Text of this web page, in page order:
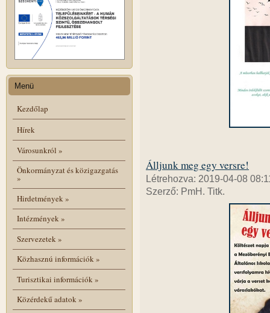
Menü
Kezdőlap
Hírek
Városunkról »
Önkormányzat és közigazgatás
»
Hirdetmények»
Intézmények»
Szervezetek»
Közhasznú információk»
Turisztikai információk»
Közérdekű adatok»
Álljunk meg egy versre!
Létrehozva: 2019-04-08
Szerző: PmH. Titk.